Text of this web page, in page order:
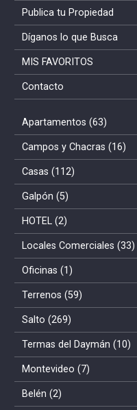
Publica tu Propiedad
Díganos lo que Busca
MIS FAVORITOS
Contacto
Apartamentos (63)
Campos y Chacras (16)
Casas (112)
Galpón (5)
HOTEL (2)
Locales Comerciales (33)
Oficinas (1)
Terrenos (59)
Salto (269)
Termas del Daymán (10)
Montevideo (7)
Belén (2)